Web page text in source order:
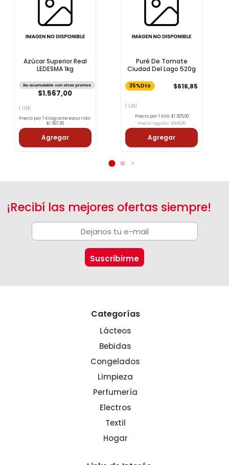
Azúcar Superior Real
LEDESMA 1kg
No acumulable con otras promos
$1.567,00
1 UNI
Precio por 1 Kilogramo escurrido:
$1.567,00
Agregar
Puré De Tomate
Ciudad Del Lago 520g
35%Dto $616,85
1 UNI
Precio por 1 Kilo: $1.825,00
Precio regular: $949,00
Agregar
¡Recibí las mejores ofertas siempre!
Categorías
Lácteos
Bebidas
Congelados
Limpieza
Perfumería
Electros
Textil
Hogar